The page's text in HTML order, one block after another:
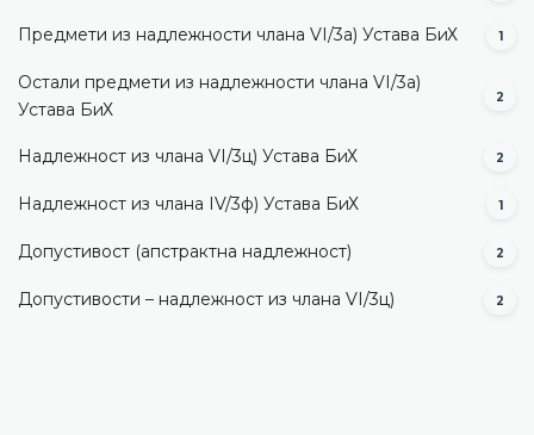
Предмети из надлежности члана VI/3а) Устава БиХ 1
Остали предмети из надлежности члана VI/3а)
Устава БиХ
2
Надлежност из члана VI/3ц) Устава БиХ 2
Надлежност из члана IV/3ф) Устава БиХ 1
Допустивост (aпстрактна надлежност) 2
Допустивости – надлежност из члана VI/3ц) 2